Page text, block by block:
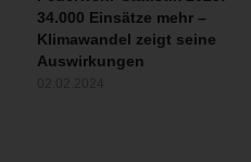
34.000 Einsätze mehr –
Klimawandel zeigt seine
Auswirkungen